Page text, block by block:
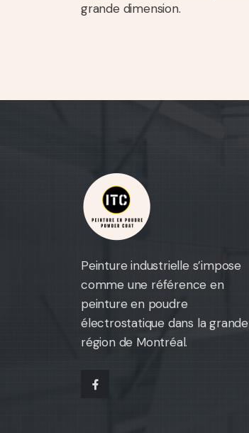
grande dimension.
Peinture industrielle s’impose
comme une référence en
peinture en poudre
électrostatique dans la grande
région de Montréal.
facebook